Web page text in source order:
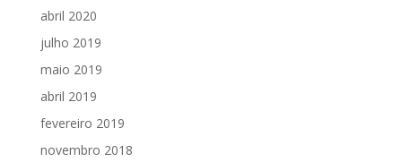
abril 2020
julho 2019
maio 2019
abril 2019
fevereiro 2019
novembro 2018